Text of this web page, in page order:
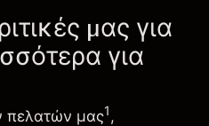
μας για
για
πελατών μας1,